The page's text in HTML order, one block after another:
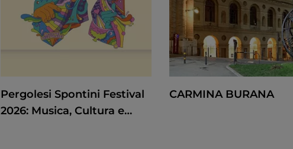
Pergolesi Spontini Festival
2026: Musica, Cultura e
CARMINA BURANA